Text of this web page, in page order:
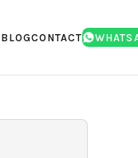
BLOGCONTACT